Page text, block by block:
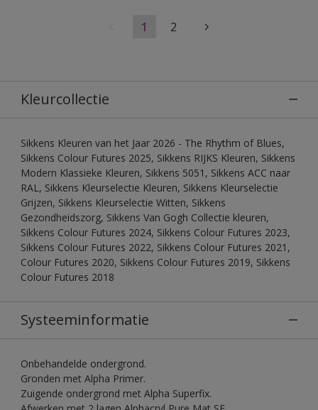
1 2
Kleurcollectie
Sikkens Kleuren van het Jaar 2026 - The Rhythm of Blues,
Sikkens Colour Futures 2025, Sikkens RIJKS Kleuren, Sikkens
Modern Klassieke Kleuren, Sikkens 5051, Sikkens ACC naar
RAL, Sikkens Kleurselectie Kleuren, Sikkens Kleurselectie
Grijzen, Sikkens Kleurselectie Witten, Sikkens
Gezondheidszorg, Sikkens Van Gogh Collectie kleuren,
Sikkens Colour Futures 2024, Sikkens Colour Futures 2023,
Sikkens Colour Futures 2022, Sikkens Colour Futures 2021,
Colour Futures 2020, Sikkens Colour Futures 2019, Sikkens
Colour Futures 2018
Systeeminformatie
Onbehandelde ondergrond.
Gronden met Alpha Primer.
Zuigende ondergrond met Alpha Superfix.